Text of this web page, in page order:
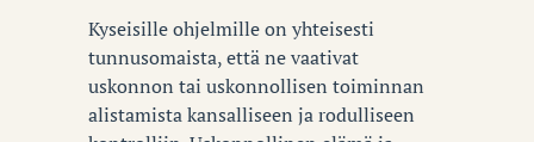
Kyseisille ohjelmille on yhteisesti
tunnusomaista, että ne vaativat
uskonnon tai uskonnollisen toiminnan
alistamista kansalliseen ja rodulliseen